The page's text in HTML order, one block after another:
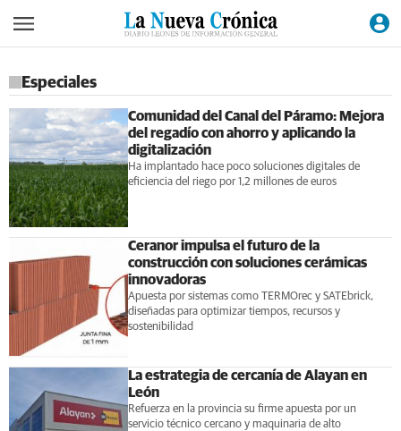
Especiales
Comunidad del Canal del Páramo: Mejora
del regadío con ahorro y aplicando la
digitalización
Ha implantado hace poco soluciones digitales de
eficiencia del riego por 1,2 millones de euros
Ceranor impulsa el futuro de la
construcción con soluciones cerámicas
innovadoras
Apuesta por sistemas como TERMOrec y SATEbrick,
diseñadas para optimizar tiempos, recursos y
sostenibilidad
La estrategia de cercanía de Alayan en
León
Refuerza en la provincia su firme apuesta por un
servicio técnico cercano y maquinaria de alto